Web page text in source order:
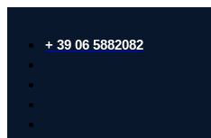
+ 39 06 5882082